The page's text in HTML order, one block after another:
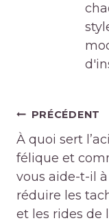
Navigation
de
l’article
PRÉCÉDENT
À quoi sert
félique et
vous aide-t-il à
réduire les
et les rides de